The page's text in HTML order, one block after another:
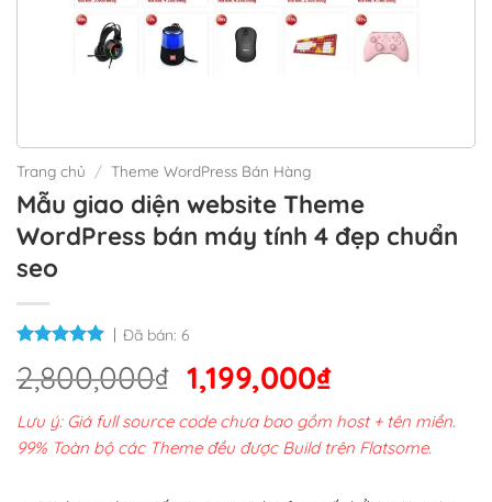
Trang chủ / Theme WordPress Bán Hàng
Mẫu giao diện website Theme
WordPress bán máy tính 4 đẹp chuẩn
seo
Đã bán: 6
2,800,000₫ Giá
gốc
là:
2,800,000₫.
1,199,000₫Giá
hiện
tại
Lưu ý: Giá full source code chưa bao gồm host + tên miền.
99% Toàn bộ các Theme đều được Build trên Flatsome.